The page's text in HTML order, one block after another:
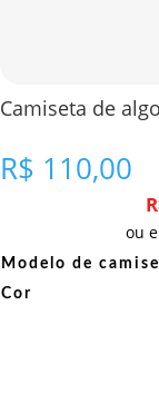
Camiseta de
R$ 110,00
ou
Modelo de
Cor